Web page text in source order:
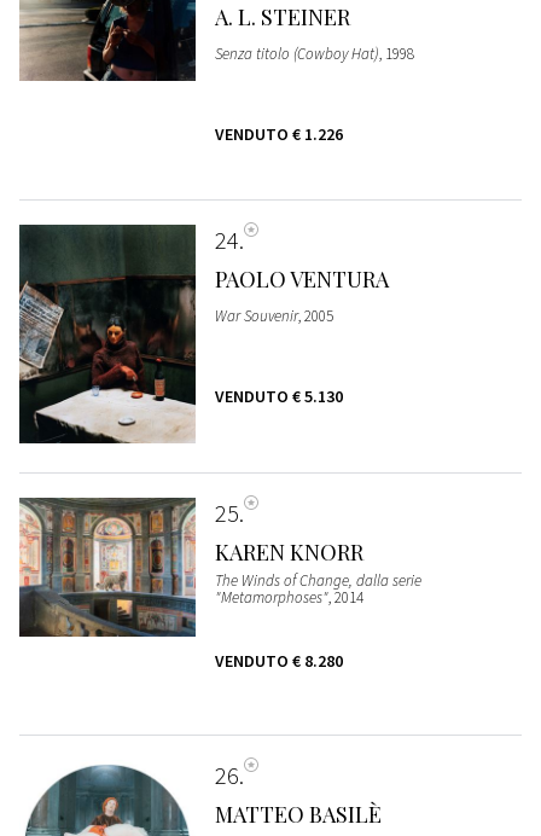
A. L. STEINER
Senza titolo (Cowboy Hat), 1998
VENDUTO € 1.226
24
PAOLO VENTURA
War Souvenir, 2005
VENDUTO € 5.130
25
KAREN KNORR
The Winds of Change, dalla serie
"Metamorphoses", 2014
VENDUTO € 8.280
26
MATTEO BASILÈ